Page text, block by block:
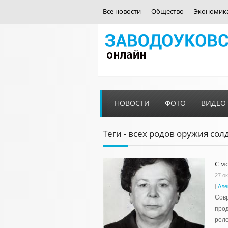
Все новости Общество
НОВОСТИ ФОТО ВИДЕО
Теги - всех родов оружия
С
27
|